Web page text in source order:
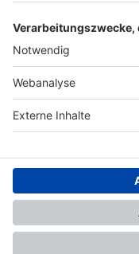
Nutzungsbedingungen